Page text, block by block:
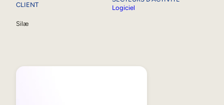
CLIENT
Silæ
Logiciel